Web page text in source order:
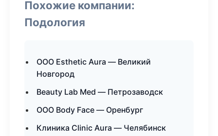
Похожие компании:
Подология
ООО Esthetic Aura — Великий
Новгород
Beauty Lab Med — Петрозаводск
ООО Body Face — Оренбург
Клиника Clinic Aura — Челябинск